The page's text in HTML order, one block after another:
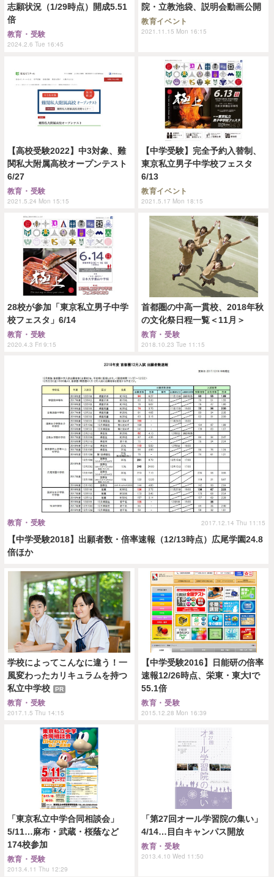
志願状況（1/29時点）開成5.51
倍
教育・受験
2024.2.6 Tue 16:45
院・立教池袋、説明会動画公開
教育イベント
2021.11.15 Mon 16:15
【高校受験2022】中3対象、難
関私大附属高校オープンテスト
6/27
教育・受験
2021.5.24 Mon 15:15
【中学受験】完全予約入替制、
東京私立男子中学校フェスタ
6/13
教育イベント
2021.5.17 Mon 18:15
28校が参加「東京私立男子中学
校フェスタ」6/14
教育・受験
2020.4.3 Fri 9:15
首都圏の中高一貫校、2018年秋
の文化祭日程一覧＜11月＞
教育・受験
2018.10.23 Tue 11:15
【中学受験2018】出願者数・倍率速報（12/13時点）広尾学園24.8
倍ほか
教育・受験 2017.12.14 Thu 11:15
学校によってこんなに違う！一
風変わったカリキュラムを持つ
私立中学校
PR
教育・受験
2017.1.5 Thu 14:15
【中学受験2016】日能研の倍率
速報12/26時点、栄東・東大Iで
55.1倍
教育・受験
2015.12.28 Mon 16:39
「東京私立中学合同相談会」
5/11…麻布・武蔵・桜蔭など
174校参加
教育・受験
2013.4.11 Thu 12:29
「第27回オール学習院の集い」
4/14…目白キャンパス開放
教育・受験
2013.4.10 Wed 11:50